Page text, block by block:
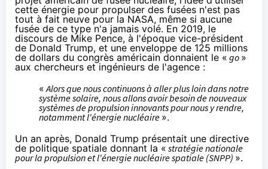
cette énergie pour propulser des fusées n'est pas
tout à fait neuve pour la NASA, même si aucune
fusée de ce type n'a jamais volé. En 2019, le
discours de Mike Pence, à l'époque vice-président
de Donald Trump, et une enveloppe de 125 millions
de dollars du congrès américain donnaient le « go »
aux chercheurs et ingénieurs de l'agence :
« Alors que nous continuons à aller plus loin dans notre
système solaire, nous allons avoir besoin de nouveaux
systèmes de propulsion innovants pour nous y rendre,
notamment l'énergie nucléaire ».
Un an après, Donald Trump présentait une directive
de politique spatiale donnant la « stratégie nationale
pour la propulsion et l'énergie nucléaire spatiale (SNPP) ».